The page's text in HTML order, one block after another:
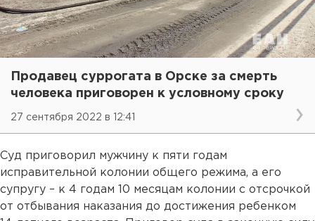
Продавец суррогата в Орске за смерть
человека приговорен к условному сроку
27 сентября 2022 в 12:41
Суд приговорил мужчину к пяти годам
исправительной колонии общего режима, а его
супругу – к 4 годам 10 месяцам колонии с отсрочкой
от отбывания наказания до достижения ребенком